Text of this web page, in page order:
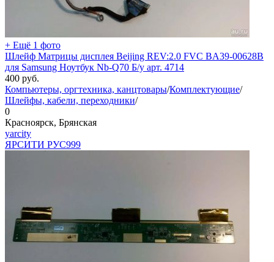
+ Ещё 1 фото
Шлейф Матрицы дисплея Beijing REV:2.0 FVC BA39-00628B
для Samsung Ноутбук Nb-Q70 Б/у арт. 4714
400 руб.
Компьютеры, оргтехника, канцтовары/Комплектующие/
Шлейфы, кабели, переходники/
0
Красноярск, Брянская
yarcity
ЯРСИТИ РУС999